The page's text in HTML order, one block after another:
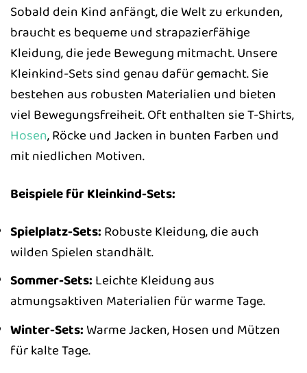
Sobald dein Kind anfängt, die Welt zu erkunden,
braucht es bequeme und strapazierfähige
Kleidung, die jede Bewegung mitmacht. Unsere
Kleinkind-Sets sind genau dafür gemacht. Sie
bestehen aus robusten Materialien und bieten
viel Bewegungsfreiheit. Oft enthalten sie T-Shirts,
Hosen, Röcke und Jacken in bunten Farben und
mit niedlichen Motiven.
Beispiele für Kleinkind-Sets:
Spielplatz-Sets: Robuste Kleidung, die auch
wilden Spielen standhält.
Sommer-Sets: Leichte Kleidung aus
atmungsaktiven Materialien für warme Tage.
Winter-Sets:Warme Jacken, Hosen und Mützen
für kalte Tage.